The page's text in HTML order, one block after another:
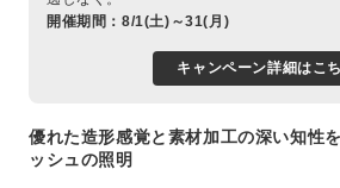
開催期間：8/1(土)～31(月)
キャンペーン詳細はこ
優れた造形感覚と素材加工の深い知性
ッシュの照明